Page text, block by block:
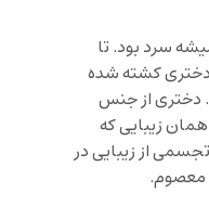
سرد بود. تا
کشته شده
دختری از جنس
زیبایی که
از زیبایی در
معصوم.